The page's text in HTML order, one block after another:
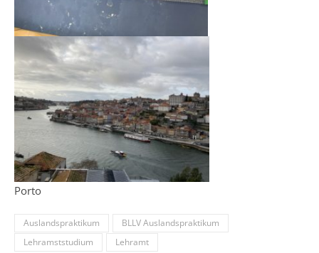
Porto
Auslandspraktikum
BLLV Auslandspraktikum
Lehramststudium
Lehramt